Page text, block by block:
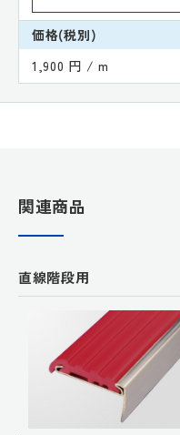
価格(税別)
1,900 円 / m
関連商品
直線階段用